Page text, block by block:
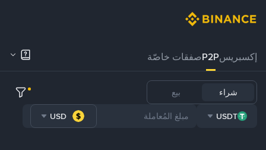
إكسبريسP2Pصفقات خاصّة
شراء بيع
USDT
USD